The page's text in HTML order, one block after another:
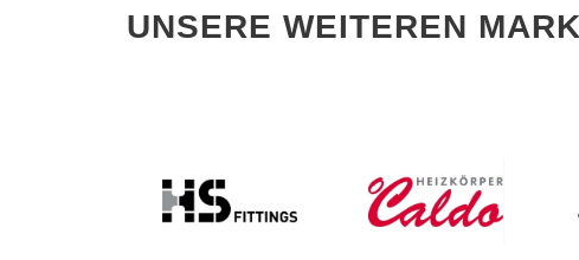
UNSERE WEITEREN